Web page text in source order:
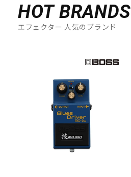
HOT BRANDS
エフェクター 人気のブランド